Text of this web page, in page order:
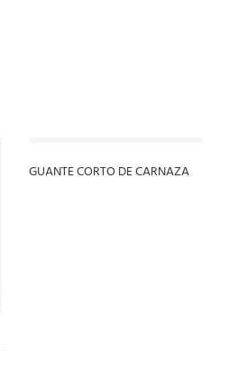
GUANTE CORTO DE CARNAZA